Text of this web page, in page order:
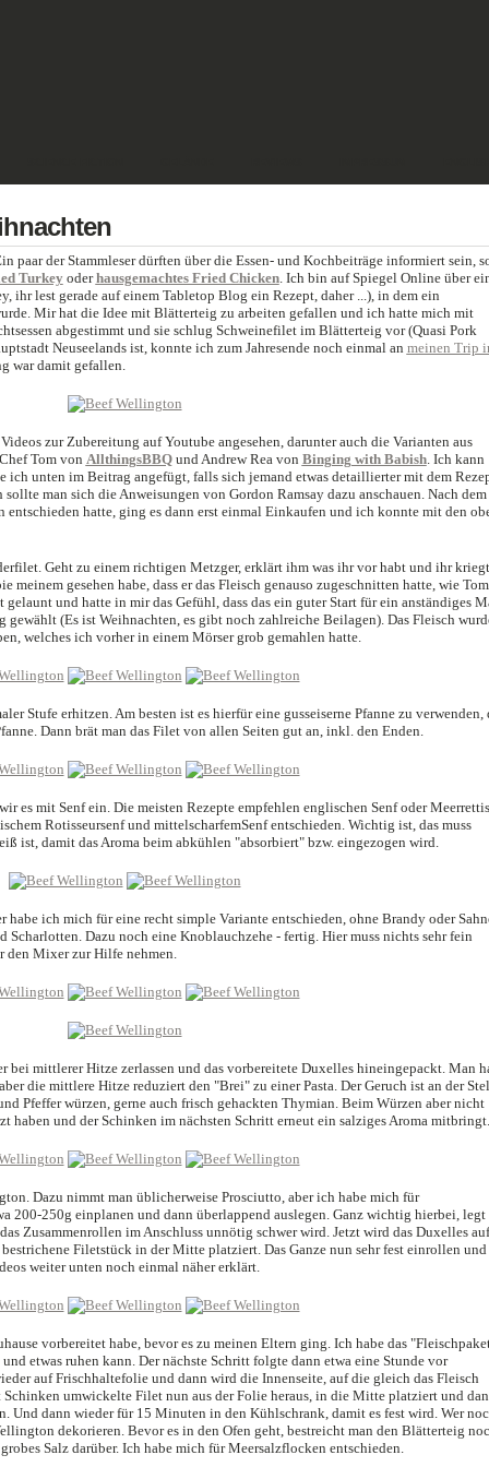
paar der Stammleser dürften über die Essen- und Kochbeiträge informiert sein,
Turkeyoderhausgemachtes Fried Chicken. Ich bin auf Spiegel Online über
ihr lest gerade auf einem Tabletop Blog ein Rezept, daher ...), in dem ein
Mir hat die Idee mit Blätterteig zu arbeiten gefallen und ich hatte mich mit
abgestimmt und sie schlug Schweinefilet im Blätterteig vor (Quasi Pork
Neuseelands ist, konnte ich zum Jahresende noch einmal an meinen Trip
war damit gefallen.
zur Zubereitung auf Youtube angesehen, darunter auch die Varianten aus
Tom von AllthingsBBQund Andrew Rea von Binging with Babish. Ich kann
ich unten im Beitrag angefügt, falls sich jemand etwas detaillierter mit dem
man sich die Anweisungen von Gordon Ramsay dazu anschauen. Nach
hatte, ging es dann erst einmal Einkaufen und ich konnte mit den
Geht zu einem richtigen Metzger, erklärt ihm was ihr vor habt und ihr kriegt
meinem gesehen habe, dass er das Fleisch genauso zugeschnitten hatte, wie
und hatte in mir das Gefühl, dass das ein guter Start für ein anständiges
gewählt (Es ist Weihnachten, es gibt noch zahlreiche Beilagen). Das Fleisch
welches ich vorher in einem Mörser grob gemahlen hatte.
Stufe erhitzen. Am besten ist es hierfür eine gusseiserne Pfanne zu verwenden,
Dann brät man das Filet von allen Seiten gut an, inkl. den Enden.
es mit Senf ein. Die meisten Rezepte empfehlen englischen Senf oder
Rotisseursenf und mittelscharfemSenf entschieden. Wichtig ist, das muss
ist, damit das Aroma beim abkühlen "absorbiert" bzw. eingezogen wird.
ich mich für eine recht simple Variante entschieden, ohne Brandy oder
Dazu noch eine Knoblauchzehe - fertig. Hier muss nichts sehr fein
den Mixer zur Hilfe nehmen.
bei mittlerer Hitze zerlassen und das vorbereitete Duxelles hineingepackt. Man
die mittlere Hitze reduziert den "Brei" zu einer Pasta. Der Geruch ist an der
Pfeffer würzen, gerne auch frisch gehackten Thymian. Beim Würzen aber nicht
haben und der Schinken im nächsten Schritt erneut ein salziges Aroma mitbringt.
Dazu nimmt man üblicherweise Prosciutto, aber ich habe mich für
200-250g einplanen und dann überlappend auslegen. Ganz wichtig hierbei, legt
Zusammenrollen im Anschluss unnötig schwer wird. Jetzt wird das Duxelles auf
Filetstück in der Mitte platziert. Das Ganze nun sehr fest einrollen
weiter unten noch einmal näher erklärt.
vorbereitet habe, bevor es zu meinen Eltern ging. Ich habe das
etwas ruhen kann. Der nächste Schritt folgte dann etwa eine Stunde vor
auf Frischhaltefolie und dann wird die Innenseite, auf die gleich das Fleisch
umwickelte Filet nun aus der Folie heraus, in die Mitte platziert und
Und dann wieder für 15 Minuten in den Kühlschrank, damit es fest wird. Wer
dekorieren. Bevor es in den Ofen geht, bestreicht man den Blätterteig
Salz darüber. Ich habe mich für Meersalzflocken entschieden.